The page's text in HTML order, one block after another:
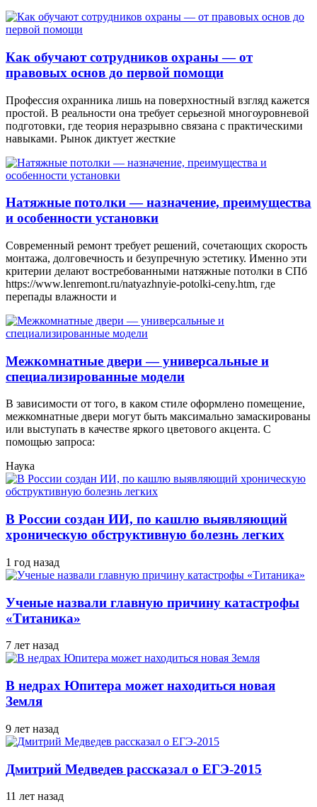
Как обучают сотрудников охраны — от
правовых основ до первой помощи
Профессия охранника лишь на поверхностный взгляд кажется
простой. В реальности она требует серьезной многоуровневой
подготовки, где теория неразрывно связана с практическими
навыками. Рынок диктует жесткие
Натяжные потолки — назначение, преимущества
и особенности установки
Современный ремонт требует решений, сочетающих скорость
монтажа, долговечность и безупречную эстетику. Именно эти
критерии делают востребованными натяжные потолки в СПб
https://www.lenremont.ru/natyazhnyie-potolki-ceny.htm, где
перепады влажности и
Межкомнатные двери — универсальные и
специализированные модели
В зависимости от того, в каком стиле оформлено помещение,
межкомнатные двери могут быть максимально замаскированы
или выступать в качестве яркого цветового акцента. С
помощью запроса:
Наука
В России создан ИИ, по кашлю выявляющий
хроническую обструктивную болезнь легких
1 год назад
Ученые назвали главную причину катастрофы
«Титаника»
7 лет назад
В недрах Юпитера может находиться новая
Земля
9 лет назад
Дмитрий Медведев рассказал о ЕГЭ-2015
11 лет назад